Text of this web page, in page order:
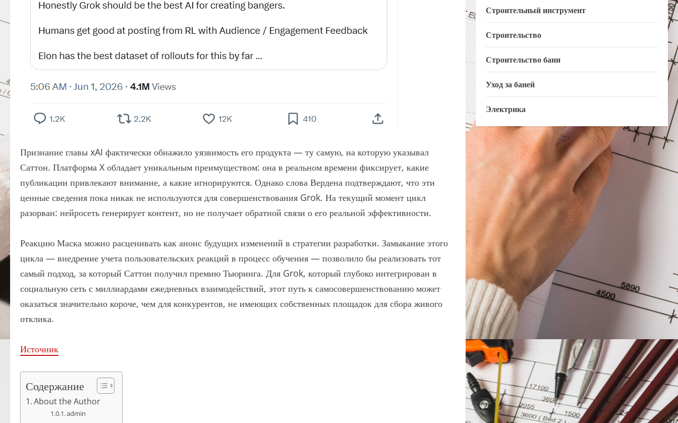
Признание главы xAI фактически обнажило уязвимость его продукта — ту самую, на которую указывал
Саттон. Платформа X обладает уникальным преимуществом: она в реальном времени фиксирует, какие
публикации привлекают внимание, а какие игнорируются. Однако слова Вердена подтверждают, что эти
ценные сведения пока никак не используются для совершенствования Grok. На текущий момент цикл
разорван: нейросеть генерирует контент, но не получает обратной связи о его реальной эффективности.
Реакцию Маска можно расценивать как анонс будущих изменений в стратегии разработки. Замыкание этого
цикла — внедрение учета пользовательских реакций в процесс обучения — позволило бы реализовать тот
самый подход, за который Саттон получил премию Тьюринга. Для Grok, который глубоко интегрирован в
социальную сеть с миллиардами ежедневных взаимодействий, этот путь к самосовершенствованию может
оказаться значительно короче, чем для конкурентов, не имеющих собственных площадок для сбора живого
отклика.
Источник
Содержание
About the Author
admin
Строительный инструмент
Строительство
Строительство бани
Уход за баней
Электрика